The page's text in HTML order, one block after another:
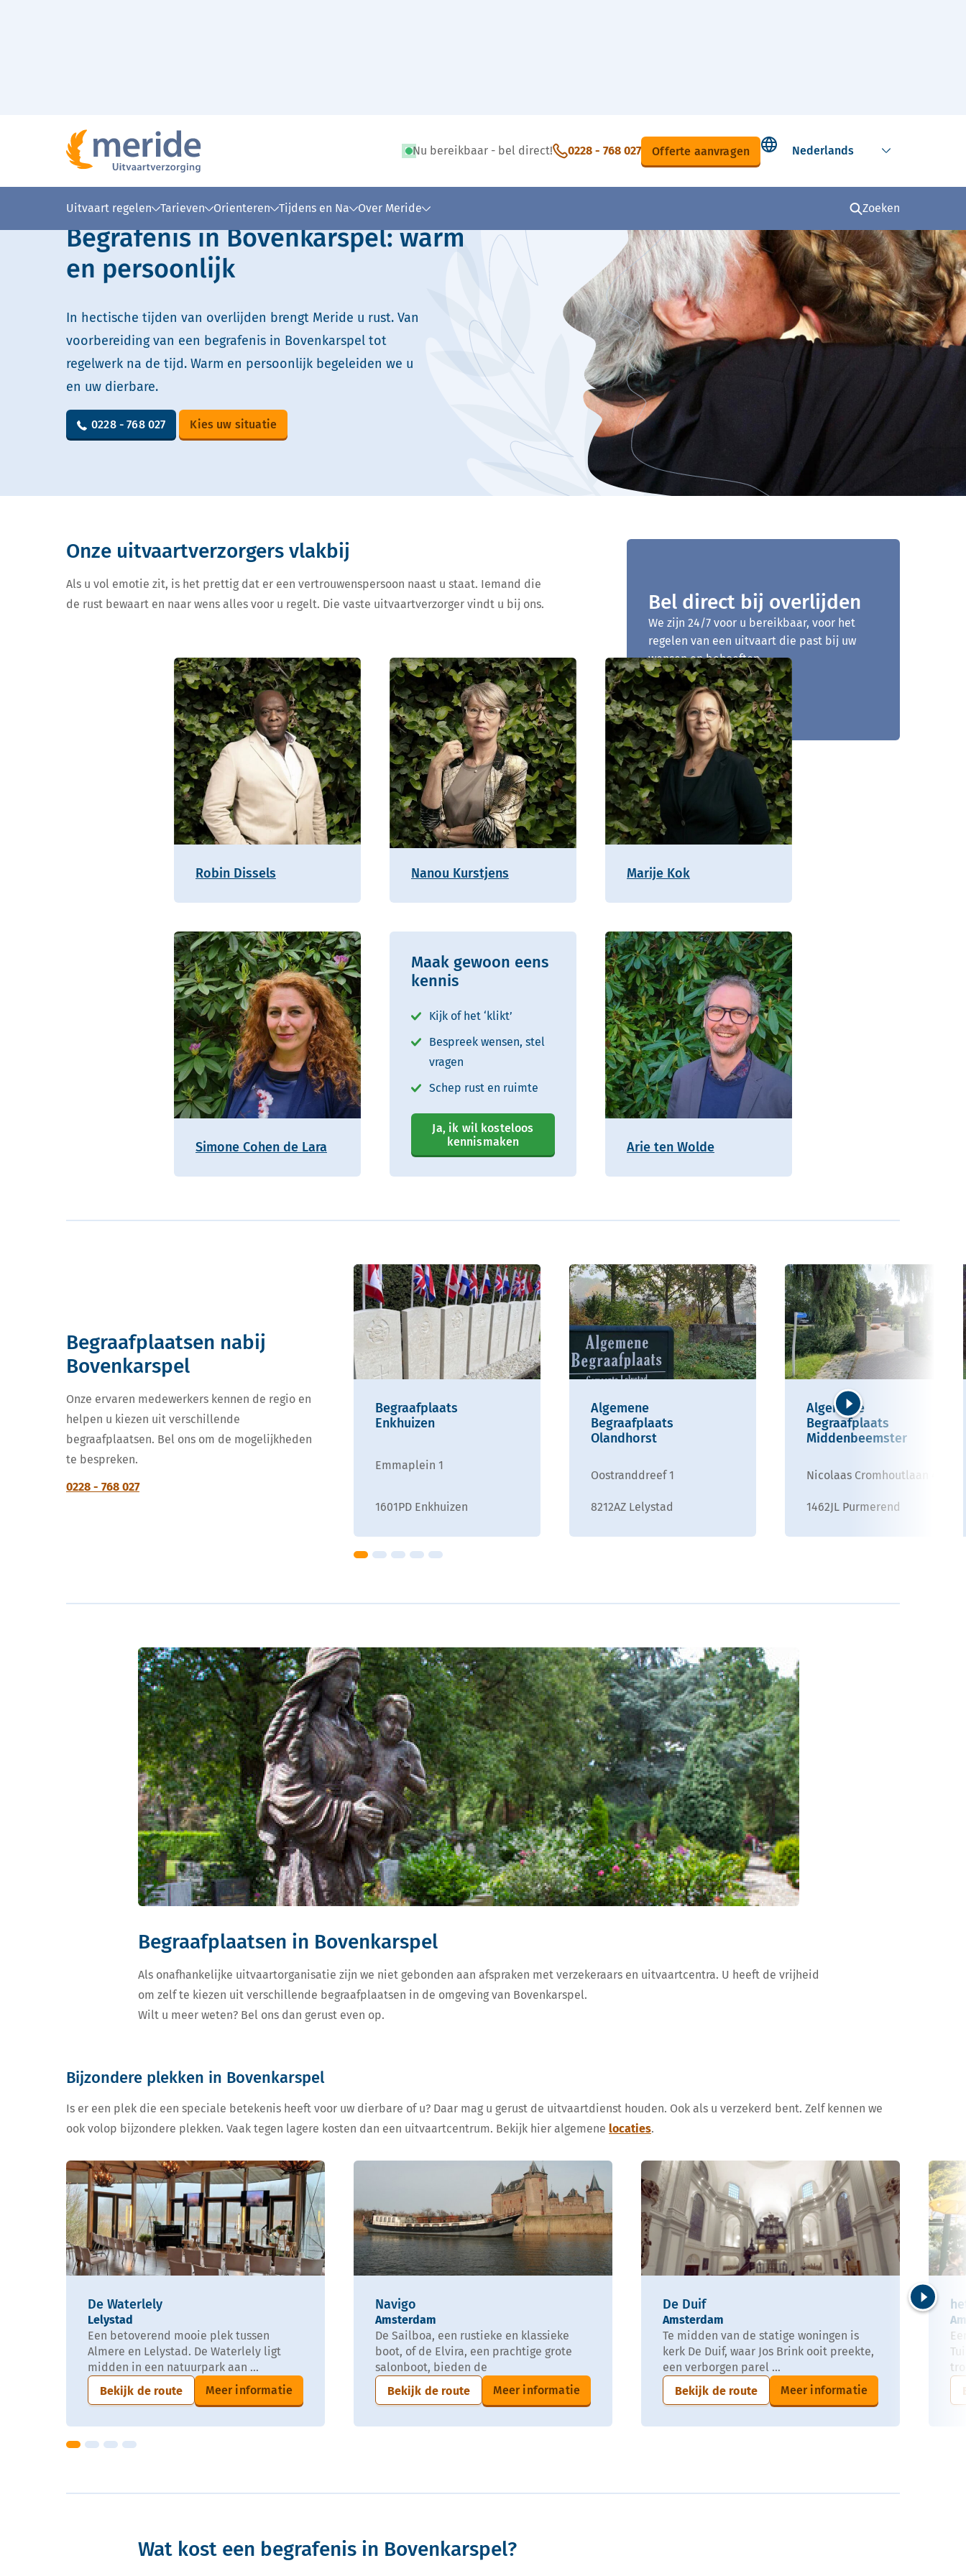
Nu bereikbaar - bel direct! 0228 - 768 027 Offerte aanvragen
Select language
Uitvaart regelen Tarieven Orienteren Tijdens en Na Over Meride Zoeken
Lees voor Uitleg woorden Simpele tekst
Begrafenis in Bovenkarspel: warm
en persoonlijk
In hectische tijden van overlijden brengt Meride u rust. Van
voorbereiding van een begrafenis in Bovenkarspel tot
regelwerk na de tijd. Warm en persoonlijk begeleiden we u
en uw dierbare.
0228 - 768 027 Kies uw situatie
Bel direct bij overlijden
We zijn 24/7 voor u bereikbaar, voor het
regelen van een uitvaart die past bij uw
wensen en behoeften.
0228 - 768 027
Onze uitvaartverzorgers vlakbij
Als u vol emotie zit, is het prettig dat er een vertrouwenspersoon naast u staat. Iemand die
de rust bewaart en naar wens alles voor u regelt. Die vaste uitvaartverzorger vindt u bij ons.
Robin Dissels Nanou Kurstjens Marije Kok
Simone Cohen de Lara
Maak gewoon eens
kennis
Kijk of het ‘klikt’
Bespreek wensen, stel
vragen
Schep rust en ruimte
Ja, ik wil kosteloos
kennismaken
Arie ten Wolde
Begraafplaatsen nabij
Bovenkarspel
Onze ervaren medewerkers kennen de regio en
helpen u kiezen uit verschillende
begraafplaatsen. Bel ons om de mogelijkheden
te bespreken.
0228 - 768 027
Begraafplaats
Enkhuizen
Emmaplein 1
1601PD Enkhuizen
Algemene
Begraafplaats
Olandhorst
Oostranddreef 1
8212AZ Lelystad
Algemene
Begraafplaats
Middenbeemster
Nicolaas Cromhoutlaan 4
1462JL Purmerend
Volgende
Begraafplaatsen in Bovenkarspel
Als onafhankelijke uitvaartorganisatie zijn we niet gebonden aan afspraken met verzekeraars en uitvaartcentra. U heeft de vrijheid
om zelf te kiezen uit verschillende begraafplaatsen in de omgeving van Bovenkarspel.
Wilt u meer weten? Bel ons dan gerust even op.
Bijzondere plekken in Bovenkarspel
Is er een plek die een speciale betekenis heeft voor uw dierbare of u? Daar mag u gerust de uitvaartdienst houden. Ook als u verzekerd bent. Zelf kennen we
ook volop bijzondere plekken. Vaak tegen lagere kosten dan een uitvaartcentrum. Bekijk hier algemene locaties.
De Waterlely
Lelystad
Een betoverend mooie plek tussen
Almere en Lelystad. De Waterlely ligt
midden in een natuurpark aan ...
Bekijk de route
Meer informatie
Navigo
Amsterdam
De Sailboa, een rustieke en klassieke
boot, of de Elvira, een prachtige grote
salonboot, bieden de
Bekijk de route
Meer informatie
De Duif
Amsterdam
Te midden van de statige woningen is
kerk De Duif, waar Jos Brink ooit preekte,
een verborgen parel ...
Bekijk de route
Meer informatie
Volgende
Wat kost een begrafenis in Bovenkarspel?